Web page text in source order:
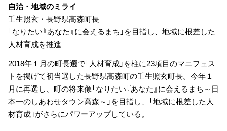
自治・地域のミライ
壬生照玄・長野県高森町長
「なりたい『あなた』に会えるまち」を目指し、地域に根差した
人材育成を推進
2018年１月の町長選で「人材育成」を柱に23項目のマニフェス
トを掲げて初当選した長野県高森町の壬生照玄町長。今年１
月に再選し、町の将来像「なりたい『あなた』に会えるまち～日
本一のしあわせタウン高森～」を目指し、「地域に根差した人
材育成」がさらにパワーアップしている。